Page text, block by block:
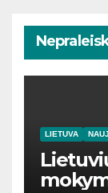
LIETUVA